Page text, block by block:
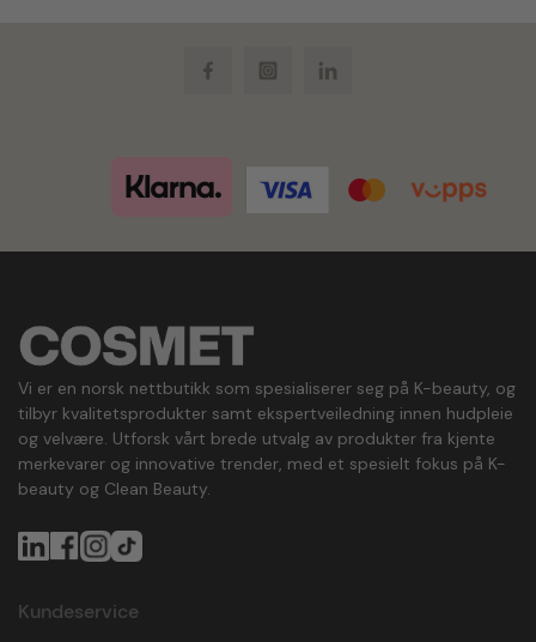
FacebookInstagramLinkedIn
Vi er en norsk nettbutikk som spesialiserer seg på K-beauty, og
tilbyr kvalitetsprodukter samt ekspertveiledning innen hudpleie
og velvære. Utforsk vårt brede utvalg av produkter fra kjente
merkevarer og innovative trender, med et spesielt fokus på K-
beauty og Clean Beauty.
Kundeservice